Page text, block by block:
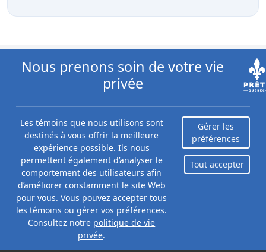
Plus de nos spécialiste
Prêt de congé de maternité au
Québec
Par Priya Correia
Mise à jour le août 7, 2026
Un prêt pour congé de maternité est parfait
de compléter vos revenus. Assurer d'avoir
l'argent nécessaire pour accueillir un bébé
chez vous.
Nous prenons soin de votre vie
privée
Les témoins que nous utilisons sont
destinés à vous offrir la meilleure
expérience possible. Ils nous
permettent également d’analyser le
comportement des utilisateurs afin
d’améliorer constamment le site Web
pour vous. Vous pouvez accepter tous
les témoins ou gérer vos préférences.
Consultez notre politique de vie
privée.
Gérer les
préférences
Tout accepter